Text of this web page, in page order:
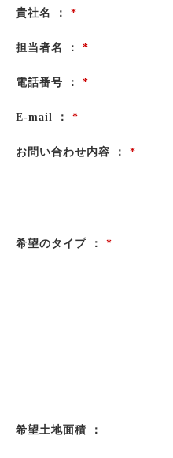
貴社名 ： *
担当者名 ： *
電話番号 ： *
E-mail ： *
お問い合わせ内容 ： *
希望のタイプ ： *
希望土地面積 ：